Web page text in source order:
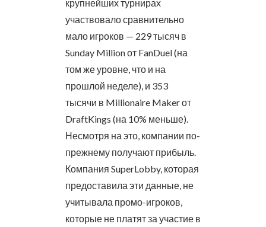
крупнейших турнирах
участвовало сравнительно
мало игроков — 229 тысяч в
Sunday Million от FanDuel (на
том же уровне, что и на
прошлой неделе), и 353
тысячи в Millionaire Maker от
DraftKings (на 10% меньше).
Несмотря на это, компании по-
прежнему получают прибыль.
Компания SuperLobby, которая
предоставила эти данные, не
учитывала промо-игроков,
которые не платят за участие в